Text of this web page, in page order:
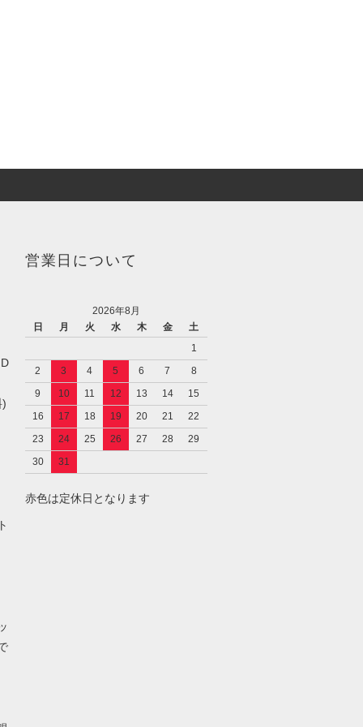
)
営業日について
2026年8月
日
月 火 水 木 金
土
1
2
3 4 5 6 7
8
9
10 11 12 13 14
15
16
17 18 19 20 21
22
23
24 25 26 27 28
29
30
31
赤色は定休日となります